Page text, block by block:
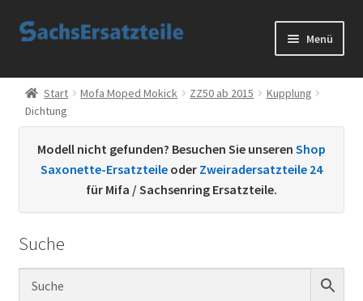
Zur
Zum
Menü
Start
AGB
Datenschutzerklärung
Kontakt
Sachs Ersatzteile
Start Mofa Moped Mokick ZZ50 ab 2015
Kupplung
Dichtung
Modell nicht gefunden? Besuchen Sie unseren Shop
Saxonette-Ersatzteile oder Zweiradersatzteile 24
für Mifa / Sachsenring Ersatzteile.
Suche